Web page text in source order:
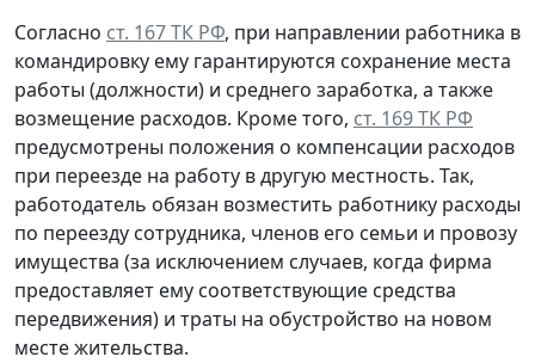
Согласно ст. 167 ТК РФ, при направлении работника в
командировку ему гарантируются сохранение места
работы (должности) и среднего заработка, а также
возмещение расходов. Кроме того, ст. 169 ТК РФ
предусмотрены положения о компенсации расходов
при переезде на работу в другую местность. Так,
работодатель обязан возместить работнику расходы
по переезду сотрудника, членов его семьи и провозу
имущества (за исключением случаев, когда фирма
предоставляет ему соответствующие средства
передвижения) и траты на обустройство на новом
месте жительства.